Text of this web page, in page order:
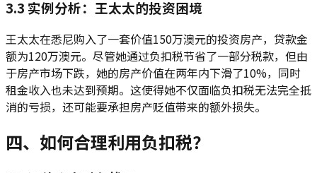
3.3 实例分析：王太太的投资困境
王太太在悉尼购入了一套价值150万澳元的投资房产，贷款金
额为120万澳元。尽管她通过负扣税节省了一部分税款，但由
于房产市场下跌，她的房产价值在两年内下滑了10%，同时
租金收入也未达到预期。这使得她不仅面临负扣税无法完全抵
消的亏损，还可能要承担房产贬值带来的额外损失。
四、如何合理利用负扣税？